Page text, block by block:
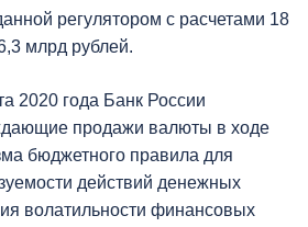
регулятором с расчетами 18
млрд рублей.
2020 года Банк России
продажи валюты в ходе
бюджетного правила для
действий денежных
волатильности финансовых